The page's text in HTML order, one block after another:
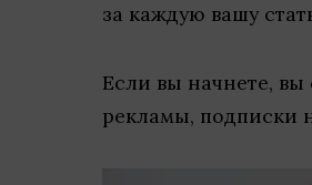
за каждую вашу
Если вы начнете,
рекламы, подписки